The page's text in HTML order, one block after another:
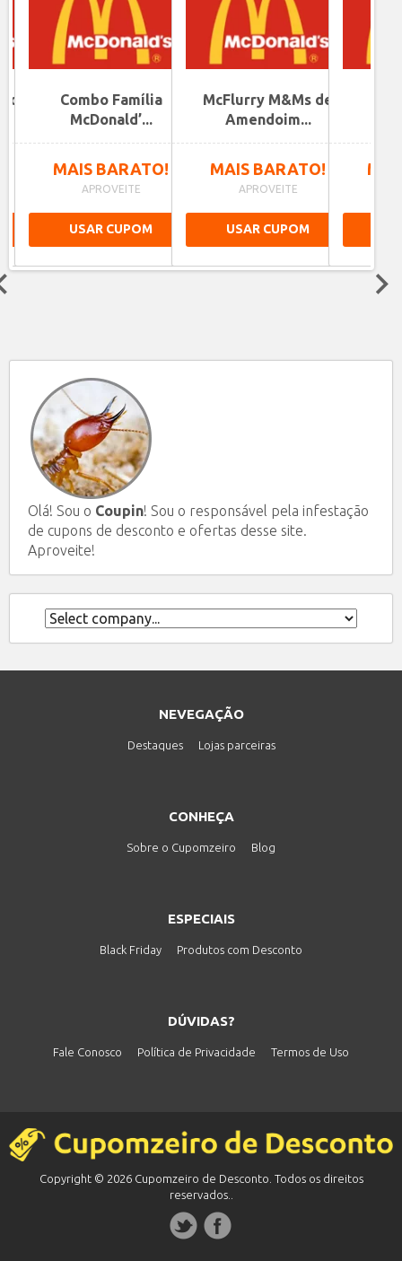
Combo Família
McDonald’...
MAIS BARATO!
APROVEITE
USAR CUPOM
McFlurry M&Ms de
Amendoim...
MAIS BARATO!
APROVEITE
USAR CUPOM
Olá! Sou o Coupin! Sou o responsável pela infestação
de cupons de desconto e ofertas desse site.
Aproveite!
NEVEGAÇÃO
Destaques Lojas parceiras
CONHEÇA
Sobre o Cupomzeiro Blog
ESPECIAIS
Black Friday Produtos com Desconto
DÚVIDAS?
Fale Conosco Política de Privacidade Termos de Uso
Copyright © 2026 Cupomzeiro de Desconto. Todos os direitos
reservados..